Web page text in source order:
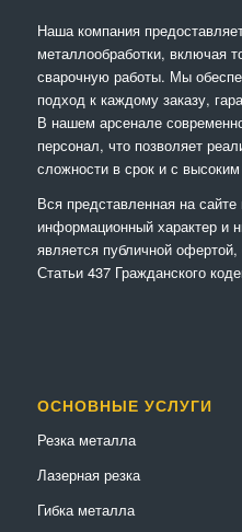
Наша компания
металлообработки, включая
сварочную работы. Мы
подход к каждому заказу,
В нашем арсенале
персонал, что позволяет
сложности в срок и с
Вся представленная на
информационный характер и
является публичной
Статьи 437 Гражданского
ОСНОВНЫЕ УСЛУГИ
Резка металла
Лазерная резка
Гибка металла